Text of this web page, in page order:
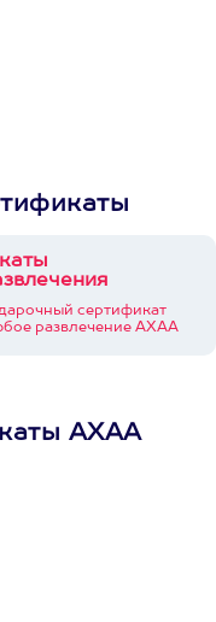
сертификат
развлечение АХАА
АХАА